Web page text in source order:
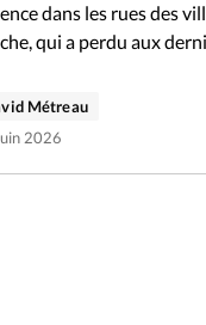
dans les rues des
qui a perdu aux
Métreau
2026